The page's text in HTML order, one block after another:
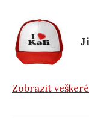
k
Zobrazit